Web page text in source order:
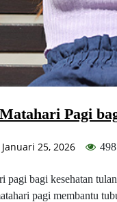
Pagi
Januari 25, 2026 498
pagi bagi kesehatan
pagi membantu